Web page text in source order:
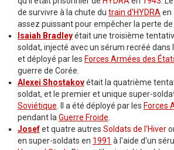
de survivre à la chute du train d'HYDRA en
assez puissant pour empêcher la perte de
Isaiah Bradleyétait une troisième
soldat, injecté avec un sérum recréé dans
et déployé par les Forces Armées des
guerre de Corée.
Alexei Shostakovétait la quatrième
soldat, et le premier et unique super-
Soviétique . Il a été déployé par les Forces
pendant la Guerre Froide
Josefet quatre autres Soldats de l'Hiver
en super-soldats en 1991 à l'aide d'un